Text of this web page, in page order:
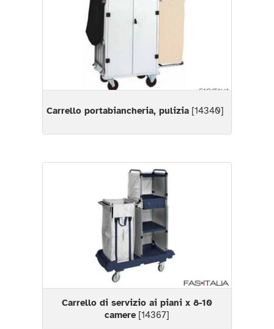
Carrello portabiancheria, pulizia [14340]
Carrello di servizio ai piani x 8-10
camere[14367]